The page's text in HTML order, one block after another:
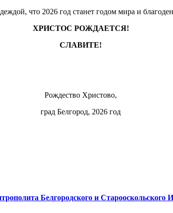
что 2026 год станет годом мира и
ХРИСТОС РОЖДАЕТСЯ!
СЛАВИТЕ!
Рождество Христово,
град Белгород, 2026 год
Белгородского и Старооскольского